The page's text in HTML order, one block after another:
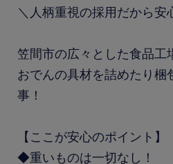
＼人柄重視の採用だから安
笠間市の広々とした食品工
おでんの具材を詰めたり梱
事！
【ここが安心のポイント】
◆重いものは一切なし！